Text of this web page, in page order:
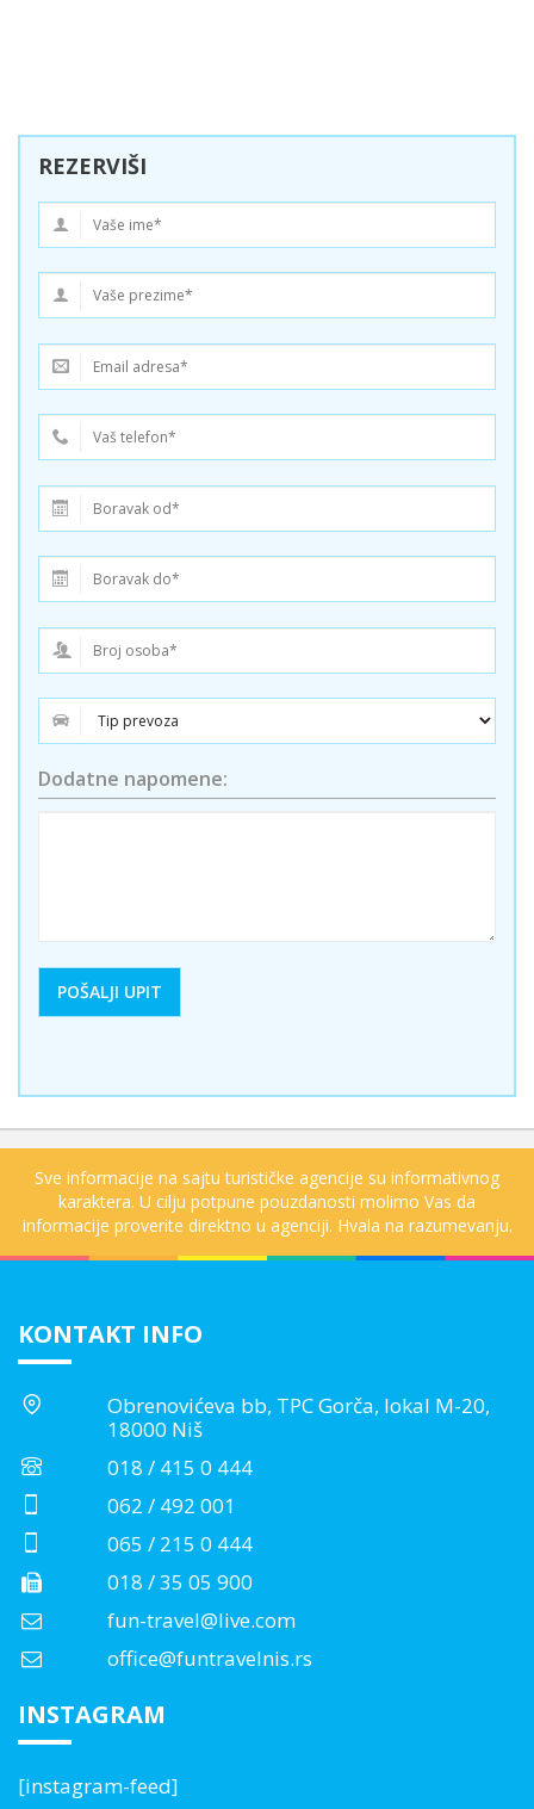
REZERVIŠI
Dodatne napomene:
Sve informacije na sajtu turističke agencije su informativnog
karaktera. U cilju potpune pouzdanosti molimo Vas da
informacije proverite direktno u agenciji. Hvala na razumevanju.
KONTAKT INFO
Obrenovićeva bb, TPC Gorča, lokal M-20,
18000 Niš
018 / 415 0 444
062 / 492 001
065 / 215 0 444
018 / 35 05 900
fun-travel@live.com
office@funtravelnis.rs
INSTAGRAM
[instagram-feed]